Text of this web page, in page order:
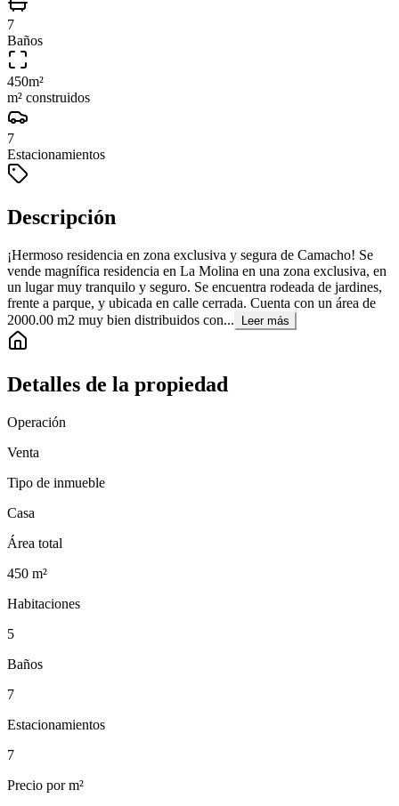
7
Baños
450m²
m² construidos
7
Estacionamientos
Descripción
¡Hermoso residencia en zona exclusiva y segura de Camacho! Se
vende magnífica residencia en La Molina en una zona exclusiva, en
un lugar muy tranquilo y seguro. Se encuentra rodeada de jardines,
frente a parque, y ubicada en calle cerrada. Cuenta con un área de
2000.00 m2 muy bien distribuidos con...
Leer más
Detalles de la propiedad
Operación
Venta
Tipo de inmueble
Casa
Área total
450 m²
Habitaciones
5
Baños
7
Estacionamientos
7
Precio por m²